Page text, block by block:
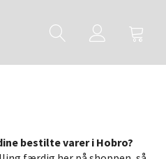
bestilte varer i Hobro?